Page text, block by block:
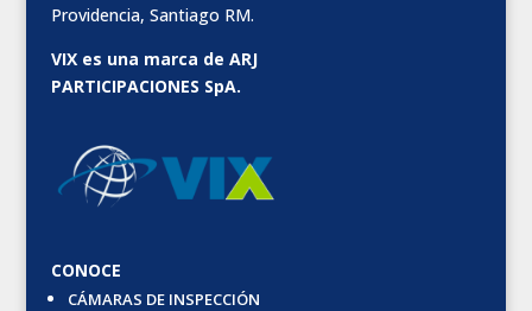
Providencia, Santiago RM.
VIX es una marca de ARJ
PARTICIPACIONES SpA.
CONOCE
CÁMARAS DE INSPECCIÓN